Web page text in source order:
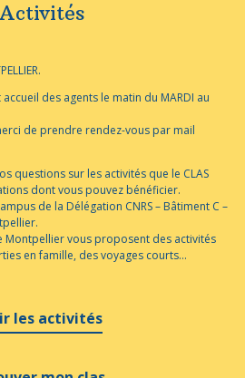
Activités
des agents le matin du MARDI au
de prendre rendez-vous par mail
questions sur les activités que le CLAS
dont vous pouvez bénéficier.
de la Délégation CNRS – Bâtiment C –
Montpellier vous proposent des activités
en famille, des voyages courts…
les activités